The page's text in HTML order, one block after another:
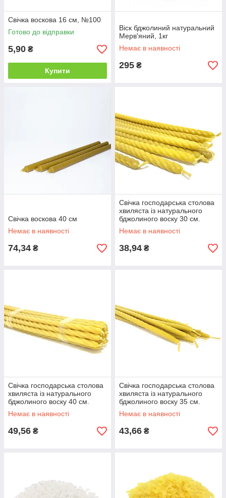
Свічка воскова 16 см, №100
Готово до відправки
5,90 ₴
Купити
Віск бджолиний натуральний
Мерв'яний, 1кг
Немає в наявності
295 ₴
Свічка воскова 40 см
Немає в наявності
74,34 ₴
Свічка господарська столова
хвиляста із натурального
бджолиного воску 30 см.
Немає в наявності
38,94 ₴
Свічка господарська столова
хвиляста із натурального
бджолиного воску 40 см.
Немає в наявності
49,56 ₴
Свічка господарська столова
хвиляста із натурального
бджолиного воску 35 см.
Немає в наявності
43,66 ₴